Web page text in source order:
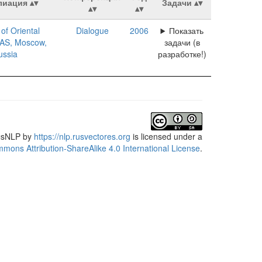
Задачи
Oriental
Moscow,
Dialogue 2006
Показать
задачи (в
разработке!)
by https://nlp.rusvectores.org is licensed under a
Attribution-ShareAlike 4.0 International License.